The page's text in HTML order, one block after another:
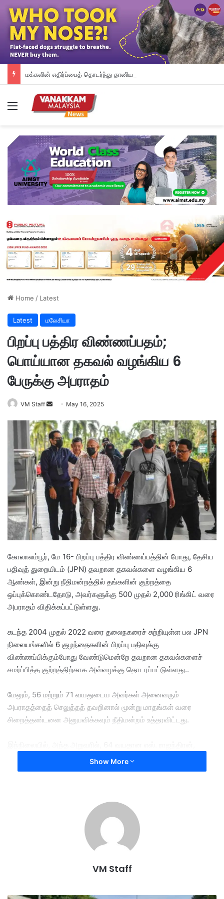
Menu
Home / Latest
Latest மலேசியா
பிறப்பு பத்திர விண்ணப்பதம்;
பொய்யான தகவல் வழங்கிய 6
பேருக்கு அபராதம்
VM Staff
n
d
a
n
m
a
May 16, 2025
கோலாலம்பூர், மே 16- பிறப்பு பத்திர விண்ணப்பத்தின் போது, தேசிய
பதிவுத் துறையிடம் (JPN) தவறான தகவல்களை வழங்கிய 6
ஆண்கள், இன்று நீதிமன்றத்தில் தங்களின் குற்றத்தை
ஒப்புக்கொண்டதோடு, அவர்களுக்கு 500 முதல் 2,000 ரிங்கிட் வரை
அபராதம் விதிக்கப்பட்டுள்ளது.
கடந்த 2004 முதல் 2022 வரை தலைநகரைச் சுற்றியுள்ள பல JPN
நிலையங்களில் 6 குழந்தைகளின் பிறப்பு பதிவுக்கு
விண்ணப்பிக்கும்போது வேண்டுமென்றே தவறான தகவல்களைச்
சமர்ப்பித்த குற்றத்திற்காக அவ்வழக்கு தொடரப்பட்டுள்ளது..
மேலும், 56 மற்றும் 71 வயதுடைய அவர்கள் அனைவரும்
அபராதத்தைத் செலுத்தத் தவறினால் மூன்று மாதங்கள் வரை
சிறைத்தண்டனை அனுபவிக்கவும் நீதிமன்றம் உத்தரவிட்டது.
தன்னுடைய குற்றத்தை ஒப்புக்கொள்ளாத நிலையில், நீதிமன்றம்
அவருக்கு 1,200 ரிங்கிட் ஜாமீன் தொகையை விதித்துள்ளது.
இருக்க வேண்டுமென்றும் வலியுறுத்தப்பட்டுள்ளது.
6 individuals applications
Show More
VM Staff